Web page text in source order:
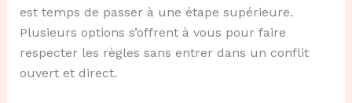
est temps de passer à une étape supérieure.
Plusieurs options s’offrent à vous pour faire
respecter les règles sans entrer dans un conflit
ouvert et direct.